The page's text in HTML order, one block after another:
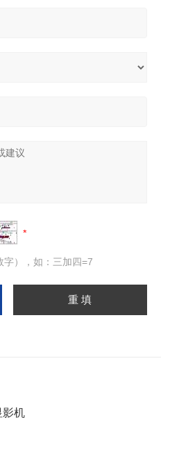
字），如：三加四=7
影机